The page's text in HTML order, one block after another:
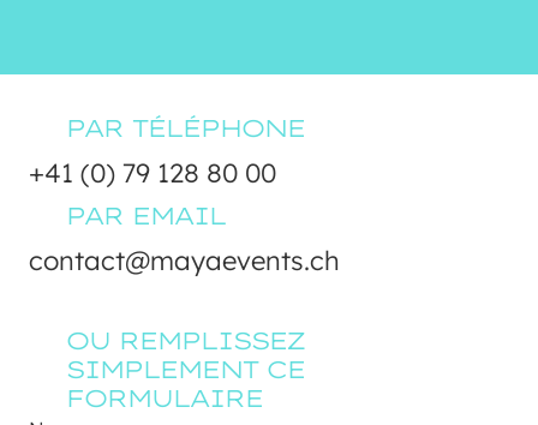
PAR TÉLÉPHONE
+41 (0) 79 128 80 00
PAR EMAIL
contact@mayaevents.ch
OU REMPLISSEZ
SIMPLEMENT CE
FORMULAIRE